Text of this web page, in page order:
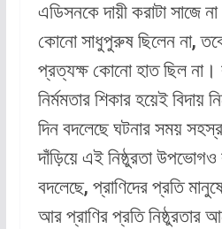
এডিসনকে দায়ী করাটা সাজে
কোনো সাধুপুরুষ ছিলেন না,
প্রত্যক্ষ কোনো হাত ছিল না।
নির্মমতার শিকার হয়েই বিদায়
দিন বদলেছে ঘটনার সময়
দাঁড়িয়ে এই নিষ্ঠুরতা
বদলেছে, প্রাণিদের প্রতি
আর প্রাণির প্রতি নিষ্ঠুরতার